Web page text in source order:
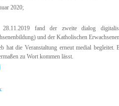
2020;
fand der zweite dialog
und der Katholischen
hat die Veranstaltung erneut medial begleitet.
zu Wort kommen lässt.